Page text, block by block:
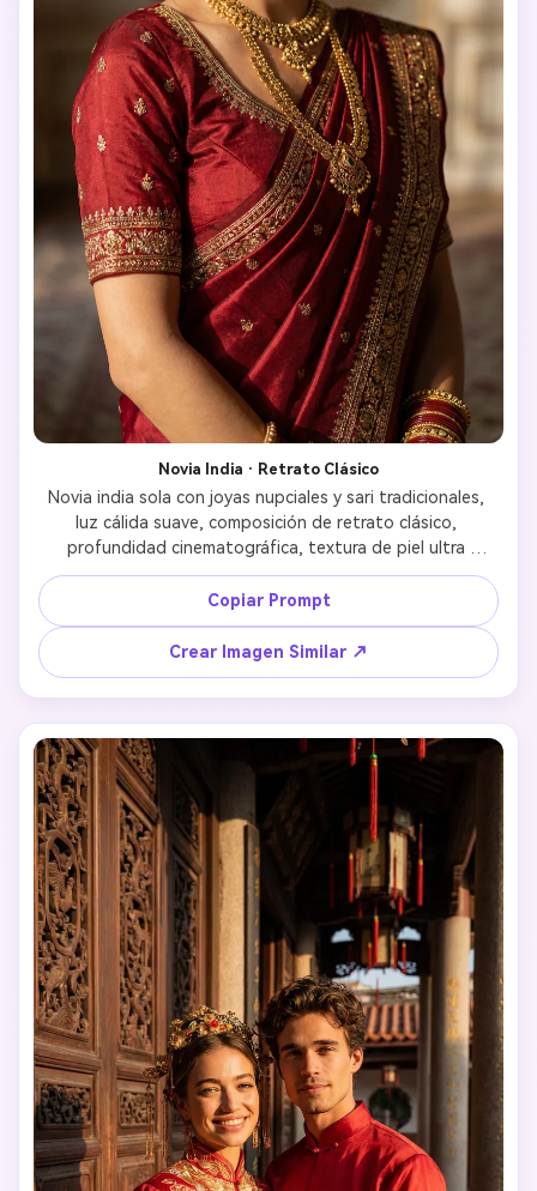
Novia India · Retrato Clásico
Novia india sola con joyas nupciales y sari tradicionales,
luz cálida suave, composición de retrato clásico,
profundidad cinematográfica, textura de piel ultra
realista, fotografía de boda de alta gama
Copiar Prompt
Crear Imagen Similar ↗